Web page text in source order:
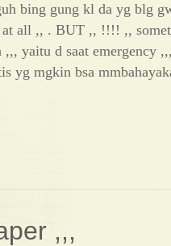
bing gung kl da yg blg
at all ,, . BUT ,, !!!! ,,
,,, yaitu d saat emergency
yg mgkin bsa
,,,